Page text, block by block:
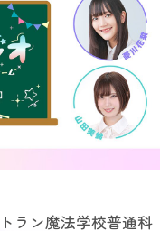
ラン魔法学校普通科